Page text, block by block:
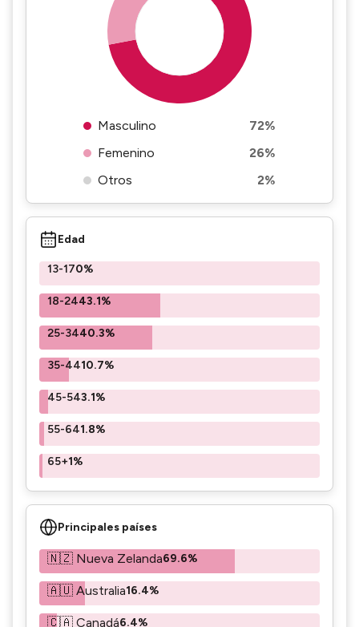
Masculino
72%
Femenino
26%
Otros
2%
Edad
13-170%
18-2443.1%
25-3440.3%
35-4410.7%
45-543.1%
55-641.8%
65+1%
Principales países
🇳🇿 Nueva Zelanda69.6%
🇦🇺 Australia16.4%
🇨🇦 Canadá6.4%